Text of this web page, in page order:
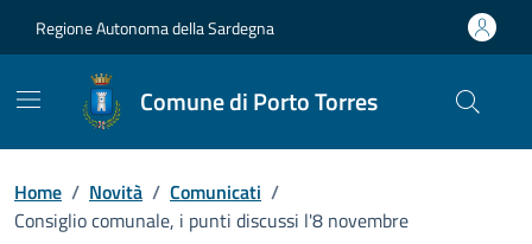
Regione Autonoma della Sardegna
Comune di Porto Torres
Home / Novità / Comunicati /
Consiglio comunale, i punti discussi l'8 novembre